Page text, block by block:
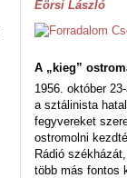
Eörsi László
A „kieg”
1956. október
a sztálinista
fegyvereket
ostromolni
Rádió
több más fontos